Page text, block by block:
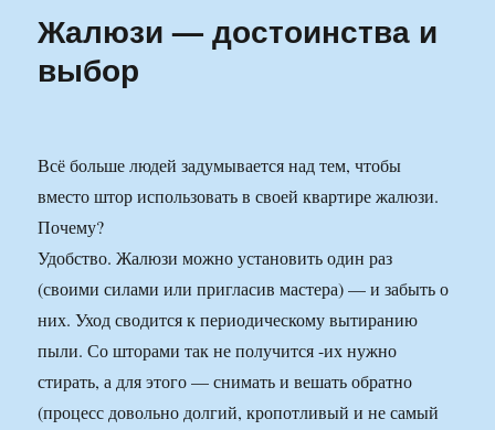
Жалюзи — достоинства и
выбор
Всё больше людей задумывается над тем, чтобы
вместо штор использовать в своей квартире жалюзи.
Почему?
Удобство. Жалюзи можно установить один раз
(своими силами или пригласив мастера) — и забыть о
них. Уход сводится к периодическому вытиранию
пыли. Со шторами так не получится -их нужно
стирать, а для этого — снимать и вешать обратно
(процесс довольно долгий, кропотливый и не самый